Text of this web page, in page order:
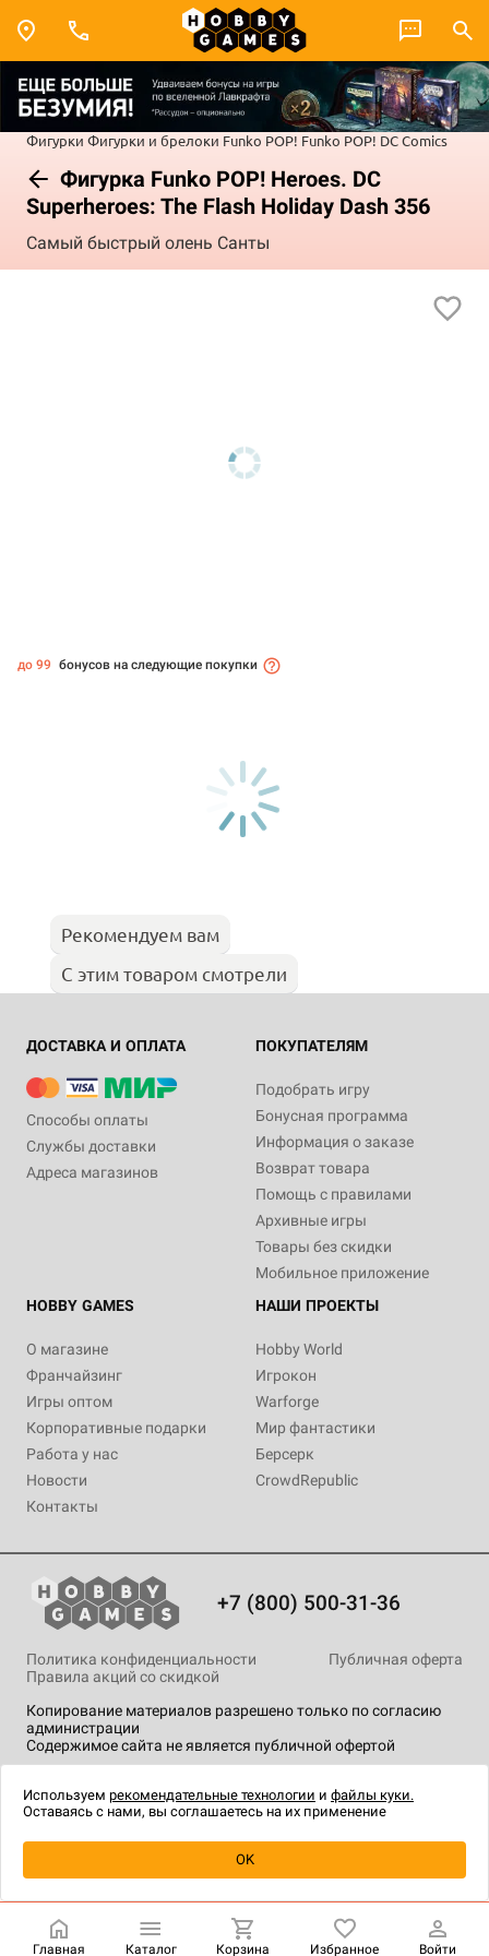
Фигурки Фигурки и брелоки Funko POP! Funko POP! DC Comics
Фигурка Funko POP! Heroes. DC
Superheroes: The Flash Holiday Dash 356
Самый быстрый олень Санты
Уведомить о наличии
до 99 бонусов на следующие покупки
Рекомендуем вам
С этим товаром смотрели
ДОСТАВКА И ОПЛАТА
Способы оплаты
Службы доставки
Адреса магазинов
ПОКУПАТЕЛЯМ
Подобрать игру
Бонусная программа
Информация о заказе
Возврат товара
Помощь с правилами
Архивные игры
Товары без скидки
Мобильное приложение
HOBBY GAMES
О магазине
Франчайзинг
Игры оптом
Корпоративные подарки
Работа у нас
Новости
Контакты
НАШИ ПРОЕКТЫ
Hobby World
Игрокон
Warforge
Мир фантастики
Берсерк
CrowdRepublic
+7 (800) 500-31-36
Копирование материалов разрешено только по согласию
администрации
Содержимое сайта не является публичной офертой
Политика конфиденциальности
Публичная оферта
Правила акций со скидкой
технологии.
Главная Каталог Корзина Избранное Войти
Используем рекомендательные технологии и файлы куки.
Оставаясь с нами, вы соглашаетесь на их применение
OK